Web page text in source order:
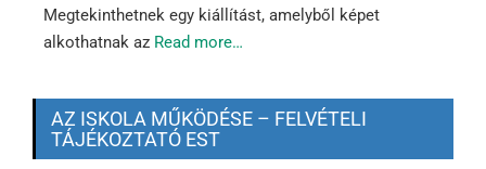
Megtekinthetnek egy kiállítást, amelyből képet
alkothatnak az Read more…
AZ ISKOLA MŰKÖDÉSE – FELVÉTELI
TÁJÉKOZTATÓ EST